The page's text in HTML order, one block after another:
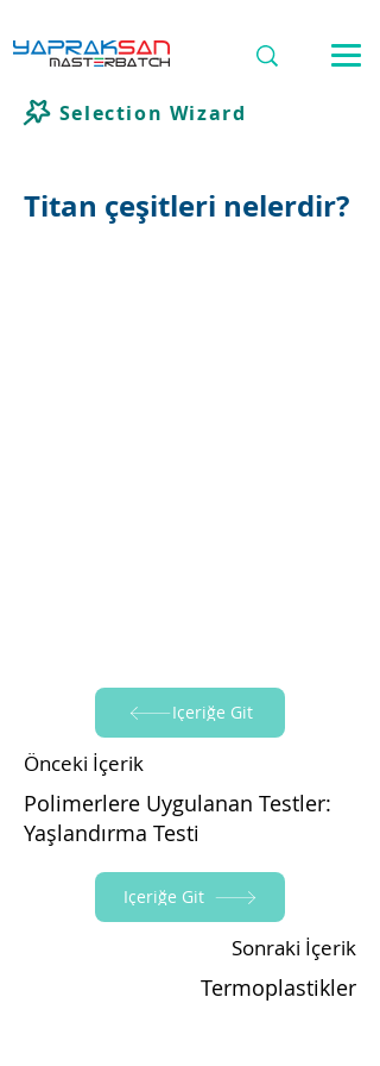
Selection Wizard
Titan çeşitleri nelerdir?
İçeriğe Git
Önceki İçerik
Polimerlere Uygulanan Testler:
Yaşlandırma Testi
İçeriğe Git
Sonraki İçerik
Termoplastikler